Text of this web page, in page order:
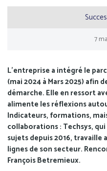
7
L’entreprise a intégré le
(mai 2024 à Mars 2025)
démarche. Elle en ressort
alimente les réflexions
Indicateurs, formations,
collaborations : Techsys,
sujets depuis 2016, travaille
lignes de son secteur.
François Betremieux.